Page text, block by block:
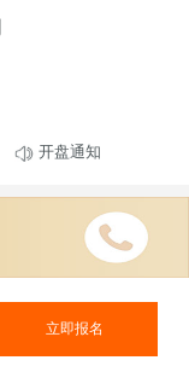
开盘通知
立即报名